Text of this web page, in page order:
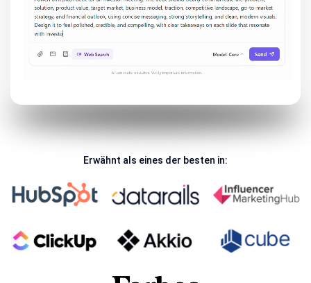
Erwähnt als eines der besten in: